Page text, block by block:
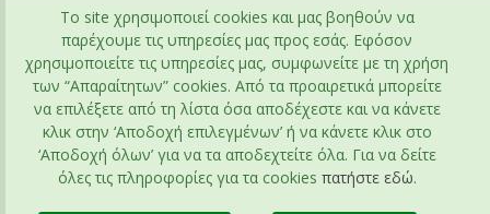
To site χρησιμοποιεί cookies και μας βοηθούν να
παρέχουμε τις υπηρεσίες μας προς εσάς. Εφόσον
χρησιμοποιείτε τις υπηρεσίες μας, συμφωνείτε με τη χρήση
των “Απαραίτητων” cookies. Από τα προαιρετικά μπορείτε
να επιλέξετε από τη λίστα όσα αποδέχεστε και να κάνετε
κλικ στην ‘Αποδοχή επιλεγμένων’ ή να κάνετε κλικ στο
‘Αποδοχή όλων’ για να τα αποδεχτείτε όλα. Για να δείτε
όλες τις πληροφορίες για τα cookies πατήστε εδώ.